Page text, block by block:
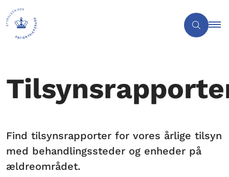
Find tilsynsrapporter for vores årlige tilsyn
med behandlingssteder og enheder på
ældreområdet.